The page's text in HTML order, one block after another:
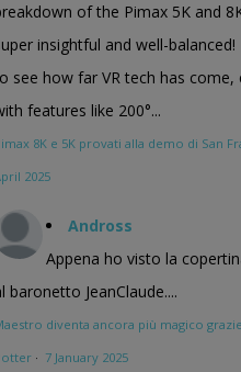
of the Pimax 5K and
insightful and well-balanced!
see how far VR tech has come,
features like 200°...
8K e 5K provati alla demo di San
2025
Andross
Appena ho visto la
baronetto JeanClaude....
diventa ancora più magico
· 7 January 2025